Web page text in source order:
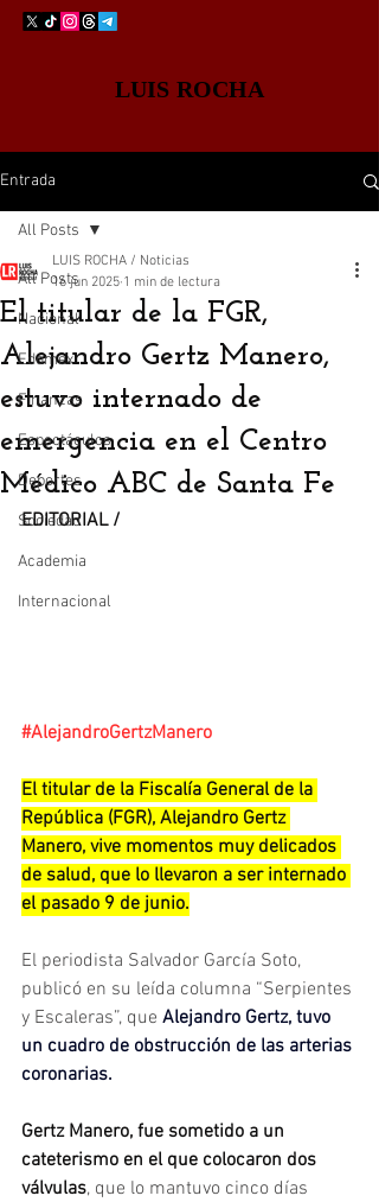
LUIS ROCHA
Entrada
All Posts
Nacional
Edomex
Finanzas
Espectáculos
Deportes
Sociedad
Academia
Internacional
All Posts
El titular de la FGR,
Alejandro Gertz Manero,
estuvo internado de
emergencia en el Centro
Médico ABC de Santa Fe
LUIS ROCHA / Noticias
16 jun 2025 1 min de lectura
EDITORIAL /
#AlejandroGertzManero
El titular de la Fiscalía General de la
República (FGR), Alejandro Gertz
Manero, vive momentos muy delicados
de salud, que lo llevaron a ser internado
el pasado 9 de junio.
El periodista Salvador García Soto,
publicó en su leída columna “Serpientes
y Escaleras”, que Alejandro Gertz, tuvo
un cuadro de obstrucción de las arterias
coronarias.
Gertz Manero, fue sometido a un
cateterismo en el que colocaron dos
válvulas, que lo mantuvo cinco días